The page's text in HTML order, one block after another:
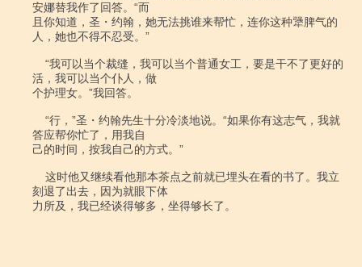
安娜替我作了回答。“而
且你知道，圣・约翰，她无法挑谁来帮忙，连你这种犟脾气的
人，她也不得不忍受。”
活，我可以当个仆人，做
个护理女。”我回答。
答应帮你忙了，用我自
己的时间，按我自己的方式。”
刻退了出去，因为就眼下体
力所及，我已经谈得够多，坐得够长了。